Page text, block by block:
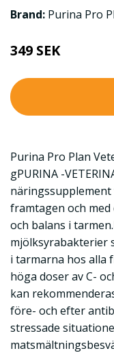
Brand: Purina Pro
349 SEK
Purina Pro Plan
gPURINA -
framtagen och
och balans i
mjölksyrabakterier
i tarmarna hos alla
höga doser av C-
kan
före- och efter
stressade